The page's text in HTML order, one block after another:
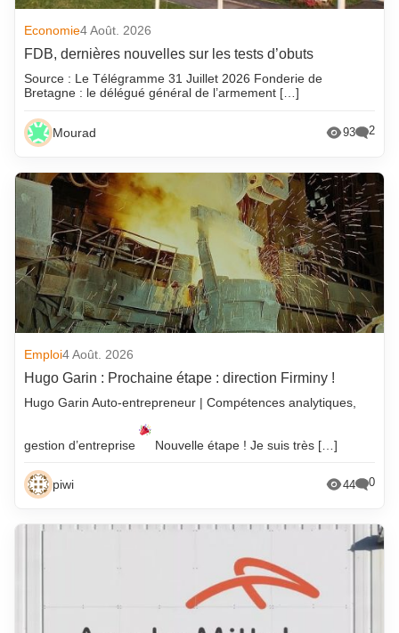
Economie4 Août. 2026
FDB, dernières nouvelles sur les tests d’obuts
Source : Le Télégramme 31 Juillet 2026 Fonderie de
Bretagne : le délégué général de l’armement […]
Mourad 93 2
Emploi4 Août. 2026
Hugo Garin : Prochaine étape : direction Firminy !
Hugo Garin Auto-entrepreneur | Compétences analytiques,
gestion d’entreprise Nouvelle étape ! Je suis très […]
piwi 44 0